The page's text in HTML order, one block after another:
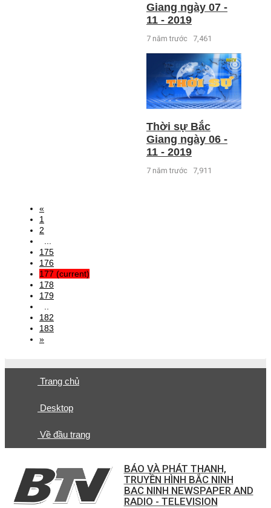
Giang ngày 07 -
11 - 2019
7 năm trước 7,461
Thời sự Bắc
Giang ngày 06 -
11 - 2019
7 năm trước 7,911
«
1
2
175
176
177 (current)
178
179
182
183
»
Trang chủ
Desktop
Về đầu trang
BÁO VÀ PHÁT THANH,
TRUYỀN HÌNH BẮC NINH
BAC NINH NEWSPAPER AND
RADIO - TELEVISION